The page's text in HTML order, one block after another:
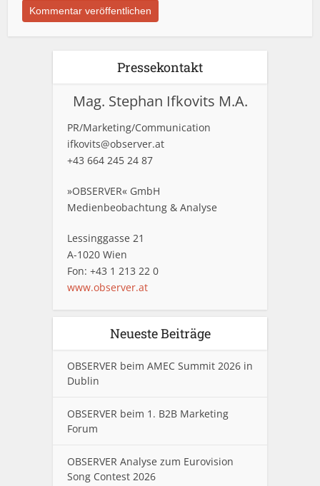
Pressekontakt
Mag. Stephan Ifkovits M.A.
PR/Marketing/Communication
ifkovits@observer.at
+43 664 245 24 87
»OBSERVER« GmbH
Medienbeobachtung & Analyse
Lessinggasse 21
A-1020 Wien
Fon: +43 1 213 22 0
www.observer.at
Neueste Beiträge
OBSERVER beim AMEC Summit 2026 in
Dublin
OBSERVER beim 1. B2B Marketing
Forum
OBSERVER Analyse zum Eurovision
Song Contest 2026